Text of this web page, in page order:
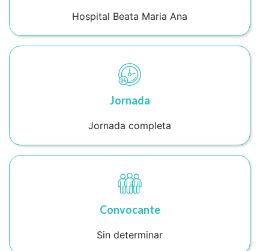
Hospital Beata Maria Ana
Jornada
Jornada completa
Convocante
Sin determinar